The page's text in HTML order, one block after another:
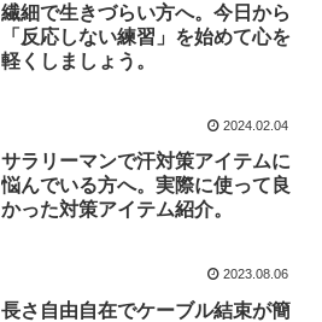
繊細で生きづらい方へ。今日から
「反応しない練習」を始めて心を
軽くしましょう。
2024.02.04
サラリーマンで汗対策アイテムに
悩んでいる方へ。実際に使って良
かった対策アイテム紹介。
2023.08.06
長さ自由自在でケーブル結束が簡